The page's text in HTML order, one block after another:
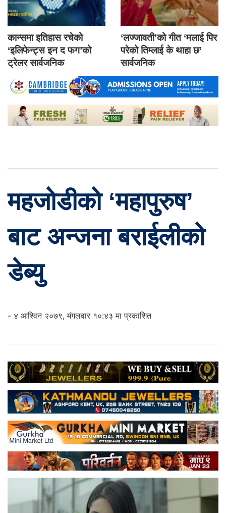
कान्समा इतिहास रचेको
‘इलिफेन्ट्स इन द फग’को
ट्रेलर सार्वजनिक
‘लज्जावती’को गीत ‘मलाई पिर
परेको तिम्लाई के थाहा छ’
सार्वजनिक
महजोडीको ‘महापुरुष’
बाट अन्जना बराईलीको
डेब्यु
- ४ आश्विन २०७९, मंगलवार १०:४३ मा प्रकाशित